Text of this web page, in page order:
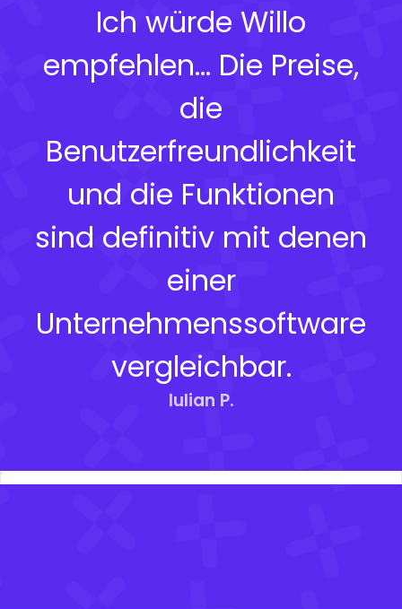
Ich würde Willo
empfehlen... Die Preise,
die
Benutzerfreundlichkeit
und die Funktionen
sind definitiv mit denen
einer
Unternehmenssoftware
vergleichbar.
Iulian P.